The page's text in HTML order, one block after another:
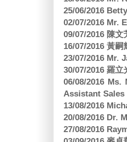
25/06/2016
02/07/2016 Mr.
09/07/2016 陳
16/07/2016 黃
23/07/2016 Mr.
30/07/2016 羅
06/08/2016
Assistant Sales
13/08/2016
20/08/2016 Dr.
27/08/2016